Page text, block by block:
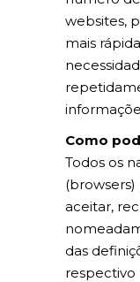
websites,
mais
Como
Todos os
aceitar,
das